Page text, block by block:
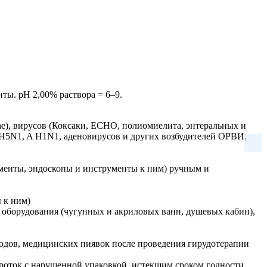
pH 2,00% раствора = 6–9.
вирусов (Коксаки, ECHO, полиомиелита, энтеральных и
A H1N1, аденовирусов и других возбудителей ОРВИ,
эндоскопы и инструменты к ним) ручным и
к ним)
(чугунных и акриловых ванн, душевых кабин),
медицинских пиявок после проведения гирудотерапии